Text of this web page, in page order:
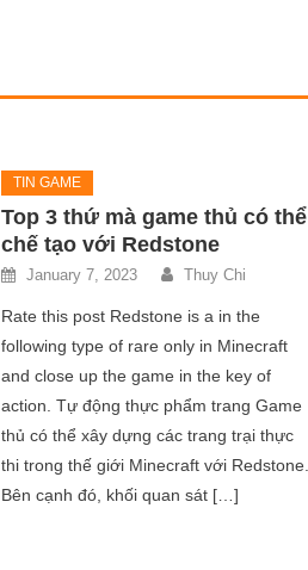
TIN GAME
Top 3 thứ mà game thủ có thể
chế tạo với Redstone
January 7, 2023 Thuy Chi
Rate this post Redstone is a in the
following type of rare only in Minecraft
and close up the game in the key of
action. Tự động thực phẩm trang Game
thủ có thể xây dựng các trang trại thực
thi trong thế giới Minecraft với Redstone.
Bên cạnh đó, khối quan sát […]